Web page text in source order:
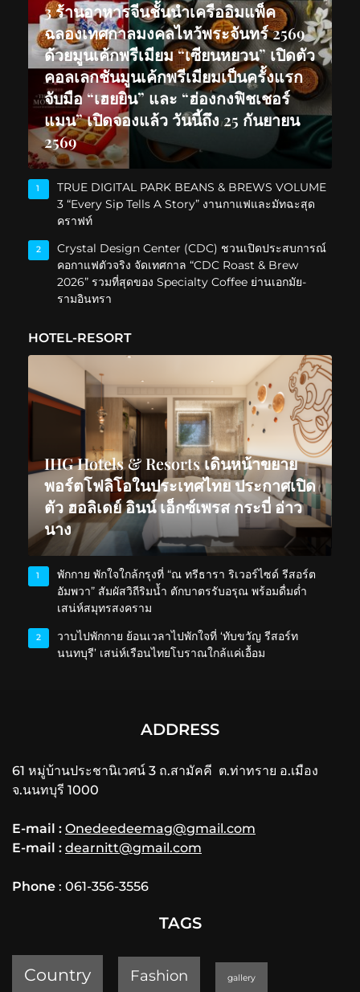
3 ร้านอาหารจีนชั้นนำเครืออิมแพ็ค
ฉลองเทศกาลมงคลไหว้พระจันทร์ 2569
ด้วยมูนเค้กพรีเมียม “เซียนหยวน” เปิดตัว
คอลเลกชันมูนเค้กพรีเมียมเป็นครั้งแรก
จับมือ “เฮยยิน” และ “ฮ่องกงฟิชเชอร์
แมน” เปิดจองแล้ว วันนี้ถึง 25 กันยายน
2569
1
TRUE DIGITAL PARK BEANS & BREWS VOLUME
3 “Every Sip Tells A Story” งานกาแฟและมัทฉะสุด
คราฟท์
2
Crystal Design Center (CDC) ชวนเปิดประสบการณ์
คอกาแฟตัวจริง จัดเทศกาล “CDC Roast & Brew
2026” รวมที่สุดของ Specialty Coffee ย่านเอกมัย-
รามอินทรา
HOTEL-RESORT
IHG Hotels & Resorts เดินหน้าขยาย
พอร์ตโฟลิโอในประเทศไทย ประกาศเปิด
ตัว ฮอลิเดย์ อินน์ เอ็กซ์เพรส กระบี่ อ่าว
นาง
1
พักกาย พักใจใกล้กรุงที่ “ณ ทรีธารา ริเวอร์ไซด์ รีสอร์ต
อัมพวา” สัมผัสวิถีริมน้ำ ตักบาตรรับอรุณ พร้อมดื่มด่ำ
เสน่ห์สมุทรสงคราม
2
วาบไปพักกาย ย้อนเวลาไปพักใจที่ ‘ทับขวัญ รีสอร์ท
นนทบุรี’ เสน่ห์เรือนไทยโบราณใกล้แค่เอื้อม
ADDRESS
61 หมู่บ้านประชานิเวศน์ 3 ถ.สามัคคี ต.ท่าทราย อ.เมือง
จ.นนทบุรี 1000
E-mail : Onedeedeemag@gmail.com
E-mail : dearnitt@gmail.com
Phone : 061-356-3556
TAGS
Country Fashion gallery